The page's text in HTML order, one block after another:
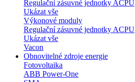
Regulační zásuvné jednotky ACPU
Ukázat vše
Výkonové moduly
Regulační zásuvné jednotky ACPU
Ukázat vše
Vacon
Obnovitelné zdroje energie
Fotovoltaika
ABB Power-One